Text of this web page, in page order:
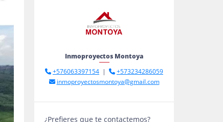
Inmoproyectos Montoya
+576063397154 |
+573234286059
inmoproyectosmontoya@gmail.com
¿Prefieres que te contactemos?